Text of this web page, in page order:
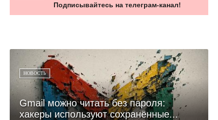
Подписывайтесь на телеграм-канал!
НОВОСТЬ
Gmail можно читать без пароля:
хакеры используют сохранённые...